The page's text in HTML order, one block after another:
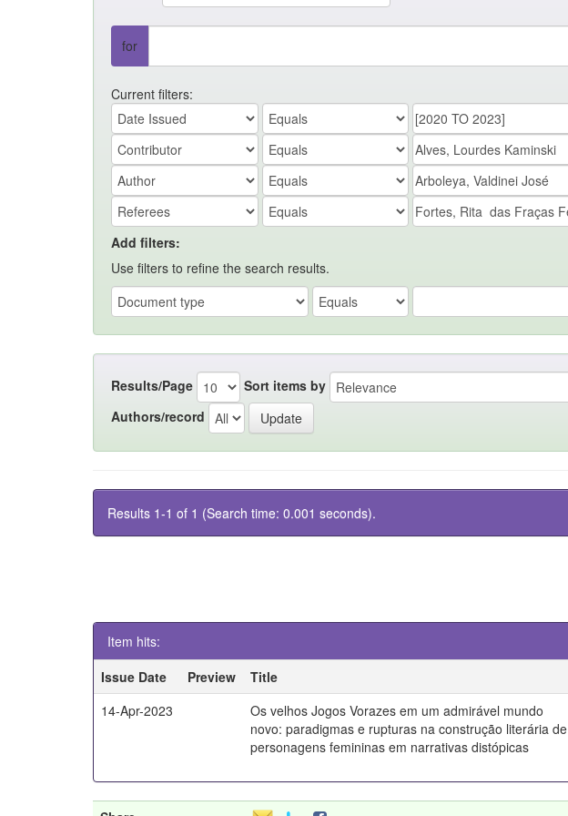
for
Current filters:
Add filters:
Use filters to refine the search results.
Results/Page Sort items by
Authors/record
Results 1-1 of 1 (Search time: 0.001 seconds).
Item hits:
Issue Date
Preview Title
14-Apr-2023
Os velhos Jogos Vorazes em um admirável mundo
novo: paradigmas e rupturas na construção literária de
personagens femininas em narrativas distópicas